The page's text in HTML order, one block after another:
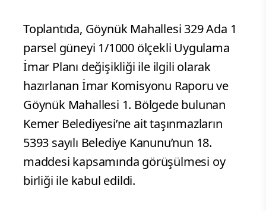
Toplantıda, Göynük Mahallesi 329 Ada 1
parsel güneyi 1/1000 ölçekli Uygulama
İmar Planı değişikliği ile ilgili olarak
hazırlanan İmar Komisyonu Raporu ve
Göynük Mahallesi 1. Bölgede bulunan
Kemer Belediyesi’ne ait taşınmazların
5393 sayılı Belediye Kanunu’nun 18.
maddesi kapsamında görüşülmesi oy
birliği ile kabul edildi.